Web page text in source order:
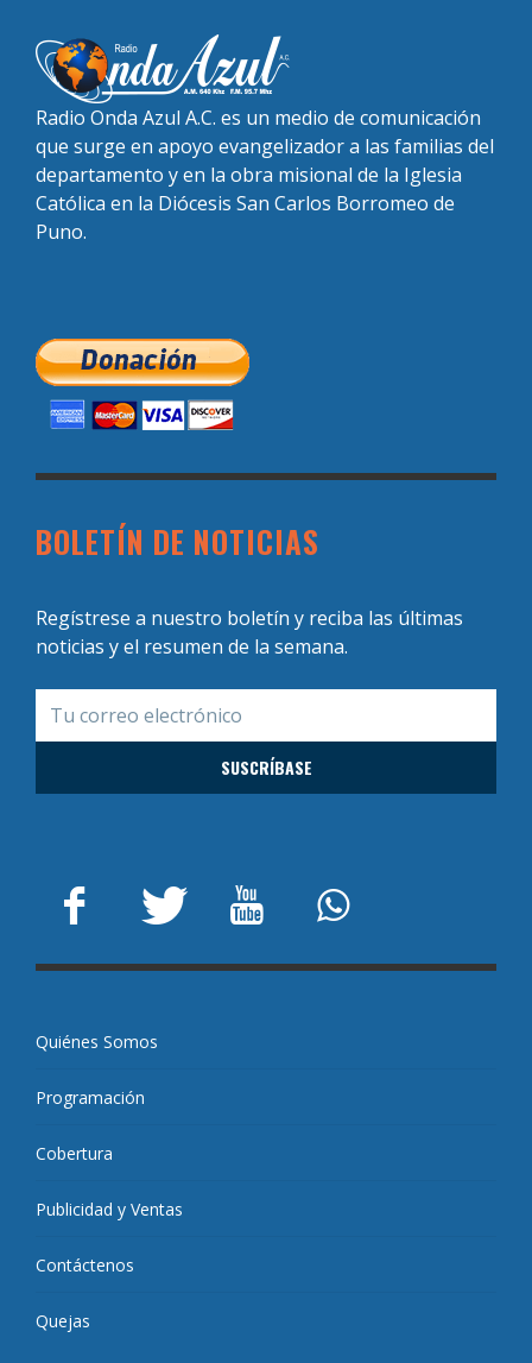
Radio Onda Azul A.C. es un medio de comunicación
que surge en apoyo evangelizador a las familias del
departamento y en la obra misional de la Iglesia
Católica en la Diócesis San Carlos Borromeo de
Puno.
BOLETÍN DE NOTICIAS
Regístrese a nuestro boletín y reciba las últimas
noticias y el resumen de la semana.
Quiénes Somos
Programación
Cobertura
Publicidad y Ventas
Contáctenos
Quejas